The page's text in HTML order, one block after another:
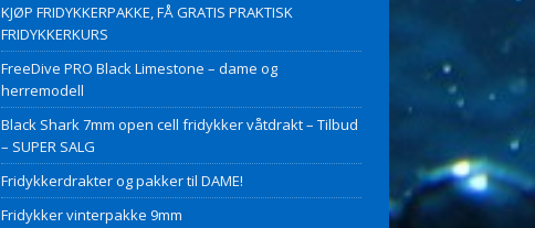
KJØP FRIDYKKERPAKKE, FÅ GRATIS PRAKTISK
FRIDYKKERKURS
FreeDive PRO Black Limestone – dame og
herremodell
Black Shark 7mm open cell fridykker våtdrakt – Tilbud
– SUPER SALG
Fridykkerdrakter og pakker til DAME!
Fridykker vinterpakke 9mm